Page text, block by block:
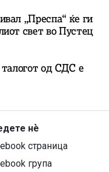
„Преспа“ ќе ги
свет во Пустец
од СДС е
нѐ
страница
група